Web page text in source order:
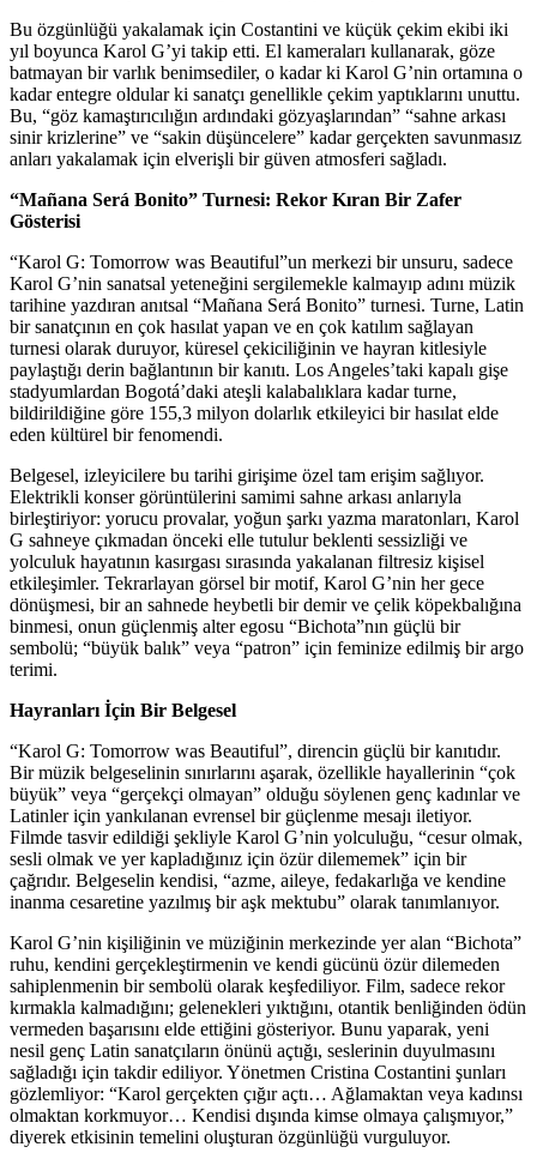
Bu özgünlüğü yakalamak için Costantini ve küçük çekim ekibi iki
yıl boyunca Karol G’yi takip etti. El kameraları kullanarak, göze
batmayan bir varlık benimsediler, o kadar ki Karol G’nin ortamına o
kadar entegre oldular ki sanatçı genellikle çekim yaptıklarını unuttu.
Bu, “göz kamaştırıcılığın ardındaki gözyaşlarından” “sahne arkası
sinir krizlerine” ve “sakin düşüncelere” kadar gerçekten savunmasız
anları yakalamak için elverişli bir güven atmosferi sağladı.
“Mañana Será Bonito” Turnesi: Rekor Kıran Bir Zafer
Gösterisi
“Karol G: Tomorrow was Beautiful”un merkezi bir unsuru, sadece
Karol G’nin sanatsal yeteneğini sergilemekle kalmayıp adını müzik
tarihine yazdıran anıtsal “Mañana Será Bonito” turnesi. Turne, Latin
bir sanatçının en çok hasılat yapan ve en çok katılım sağlayan
turnesi olarak duruyor, küresel çekiciliğinin ve hayran kitlesiyle
paylaştığı derin bağlantının bir kanıtı. Los Angeles’taki kapalı gişe
stadyumlardan Bogotá’daki ateşli kalabalıklara kadar turne,
bildirildiğine göre 155,3 milyon dolarlık etkileyici bir hasılat elde
eden kültürel bir fenomendi.
Belgesel, izleyicilere bu tarihi girişime özel tam erişim sağlıyor.
Elektrikli konser görüntülerini samimi sahne arkası anlarıyla
birleştiriyor: yorucu provalar, yoğun şarkı yazma maratonları, Karol
G sahneye çıkmadan önceki elle tutulur beklenti sessizliği ve
yolculuk hayatının kasırgası sırasında yakalanan filtresiz kişisel
etkileşimler. Tekrarlayan görsel bir motif, Karol G’nin her gece
dönüşmesi, bir an sahnede heybetli bir demir ve çelik köpekbalığına
binmesi, onun güçlenmiş alter egosu “Bichota”nın güçlü bir
sembolü; “büyük balık” veya “patron” için feminize edilmiş bir argo
terimi.
Hayranları İçin Bir Belgesel
“Karol G: Tomorrow was Beautiful”, direncin güçlü bir kanıtıdır.
Bir müzik belgeselinin sınırlarını aşarak, özellikle hayallerinin “çok
büyük” veya “gerçekçi olmayan” olduğu söylenen genç kadınlar ve
Latinler için yankılanan evrensel bir güçlenme mesajı iletiyor.
Filmde tasvir edildiği şekliyle Karol G’nin yolculuğu, “cesur olmak,
sesli olmak ve yer kapladığınız için özür dilememek” için bir
çağrıdır. Belgeselin kendisi, “azme, aileye, fedakarlığa ve kendine
inanma cesaretine yazılmış bir aşk mektubu” olarak tanımlanıyor.
Karol G’nin kişiliğinin ve müziğinin merkezinde yer alan “Bichota”
ruhu, kendini gerçekleştirmenin ve kendi gücünü özür dilemeden
sahiplenmenin bir sembolü olarak keşfediliyor. Film, sadece rekor
kırmakla kalmadığını; gelenekleri yıktığını, otantik benliğinden ödün
vermeden başarısını elde ettiğini gösteriyor. Bunu yaparak, yeni
nesil genç Latin sanatçıların önünü açtığı, seslerinin duyulmasını
sağladığı için takdir ediliyor. Yönetmen Cristina Costantini şunları
gözlemliyor: “Karol gerçekten çığır açtı… Ağlamaktan veya kadınsı
olmaktan korkmuyor… Kendisi dışında kimse olmaya çalışmıyor,”
diyerek etkisinin temelini oluşturan özgünlüğü vurguluyor.